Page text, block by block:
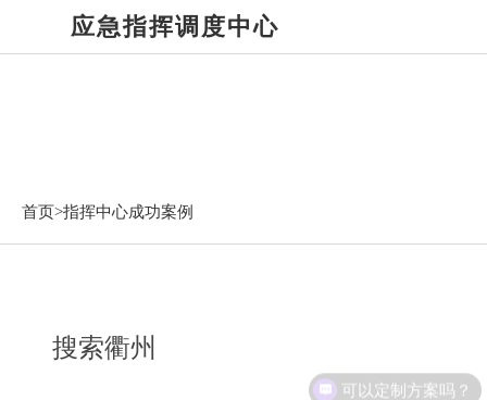
应急指挥调度中心
首页>指挥中心成功案例
搜索衢州
可以定制方案吗？